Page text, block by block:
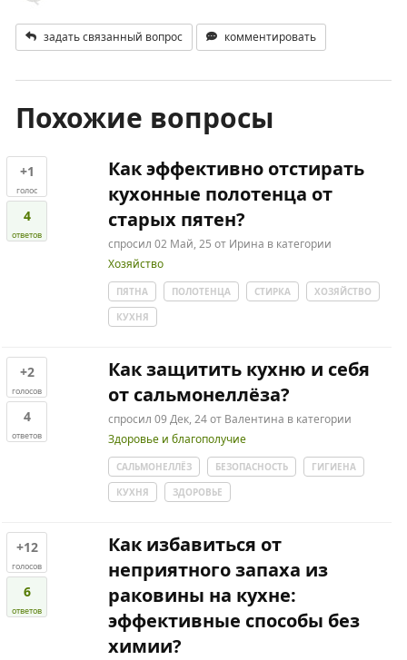
задать связанный вопрос комментировать
Похожие вопросы
+1
голос
4
ответов
Как эффективно отстирать
кухонные полотенца от
старых пятен?
спросил 02 Май, 25 от Ирина в категории
Хозяйство
ПЯТНА ПОЛОТЕНЦА СТИРКА
ХОЗЯЙСТВО
КУХНЯ
+2
голосов
4
ответов
Как защитить кухню и себя
от сальмонеллёза?
спросил 09 Дек, 24 от Валентина в категории
Здоровье и благополучие
САЛЬМОНЕЛЛЁЗ БЕЗОПАСНОСТЬ
ГИГИЕНА
КУХНЯ
ЗДОРОВЬЕ
+12
голосов
6
ответов
Как избавиться от
неприятного запаха из
раковины на кухне:
эффективные способы без
химии?